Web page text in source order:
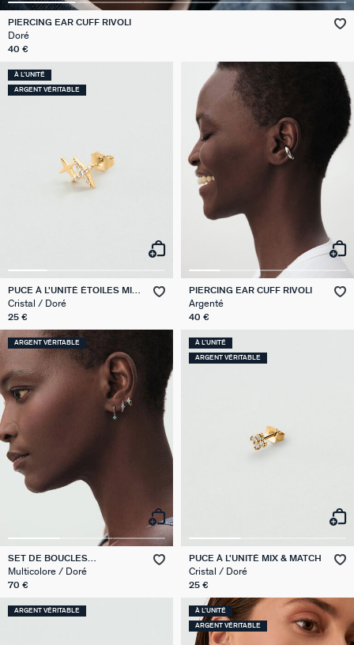
PIERCING EAR CUFF RIVOLI
Doré
40 €
À L'UNITÉ
ARGENT VÉRITABLE
PUCE À L'UNITÉ ÉTOILES MIX
& MATCH
Cristal / Doré
25 €
PIERCING EAR CUFF RIVOLI
Argenté
40 €
ARGENT VÉRITABLE
SET DE BOUCLES
D'OREILLES BELOVED MIX &
MATCH
Multicolore / Doré
70 €
À L'UNITÉ
ARGENT VÉRITABLE
PUCE À L'UNITÉ MIX & MATCH
Cristal / Doré
25 €
ARGENT VÉRITABLE À L'UNITÉ
ARGENT VÉRITABLE